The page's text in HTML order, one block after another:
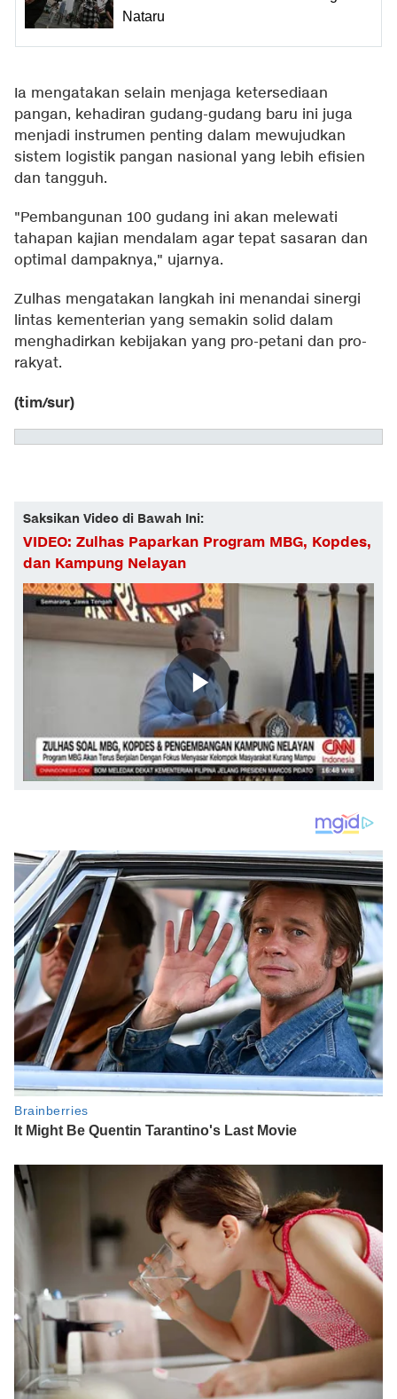
Nataru
Ia mengatakan selain menjaga ketersediaan
pangan, kehadiran gudang-gudang baru ini juga
menjadi instrumen penting dalam mewujudkan
sistem logistik pangan nasional yang lebih efisien
dan tangguh.
"Pembangunan 100 gudang ini akan melewati
tahapan kajian mendalam agar tepat sasaran dan
optimal dampaknya," ujarnya.
Zulhas mengatakan langkah ini menandai sinergi
lintas kementerian yang semakin solid dalam
menghadirkan kebijakan yang pro-petani dan pro-
rakyat.
(tim/sur)
Saksikan Video di Bawah Ini:
VIDEO: Zulhas Paparkan Program MBG, Kopdes,
dan Kampung Nelayan